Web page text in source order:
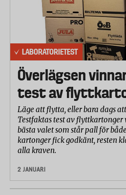
LABORATORIETEST
Överlägsen
test av
Läge att flytta, eller bara dags
Testfaktas test av flyttkartonger
bästa valet som står pall för
kartonger fick godkänt, resten
alla kraven.
2 JANUARI